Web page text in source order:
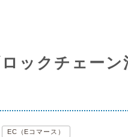
ックチェー
EC（Eコマース）